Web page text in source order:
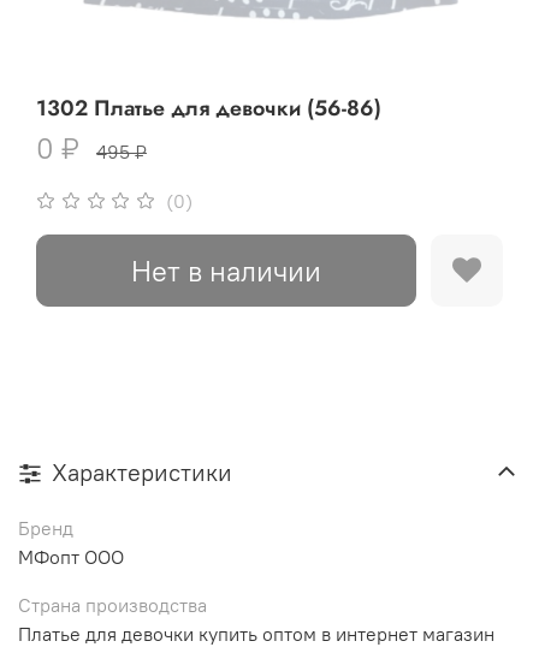
(0)
1302 Платье для девочки (56-86)
0 ₽ 495 ₽
Нет в наличии
Характеристики
Бренд
МФопт ООО
Страна производства
Платье для девочки купить оптом в интернет магазин